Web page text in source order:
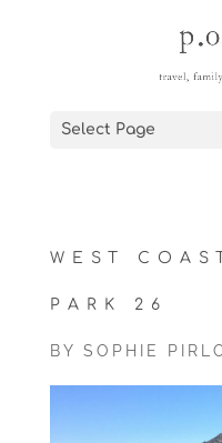
Select Page
WEST
PARK 26
BY SOPHIE